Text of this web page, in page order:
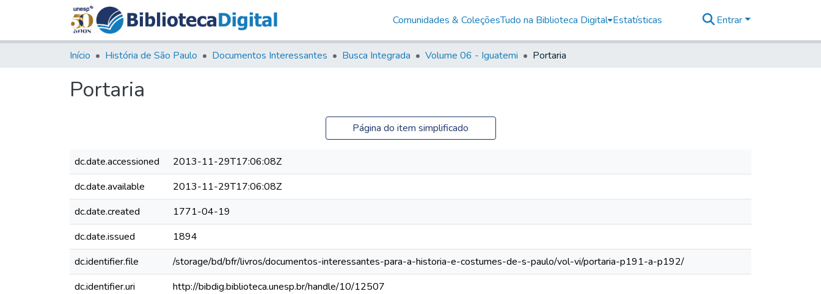
Comunidades & ColeçõesTudo na Biblioteca Digital Estatísticas Entrar
Início História de São Paulo Documentos Interessantes Busca Integrada Volume 06 - Iguatemi Portaria
Portaria
Página do item simplificado
dc.date.accessioned
2013-11-29T17:06:08Z
dc.date.available
2013-11-29T17:06:08Z
dc.date.created
1771-04-19
dc.date.issued
1894
dc.identifier.file
/storage/bd/bfr/livros/documentos-interessantes-para-a-historia-e-costumes-de-s-paulo/vol-vi/portaria-p191-a-p192/
dc.identifier.uri
http://bibdig.biblioteca.unesp.br/handle/10/12507